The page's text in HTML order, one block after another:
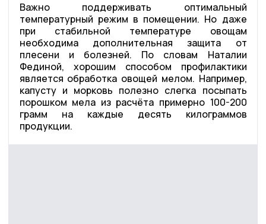
Важно поддерживать оптимальный
температурный режим в помещении. Но даже
при стабильной температуре овощам
необходима дополнительная защита от
плесени и болезней. По словам Наталии
Фединой, хорошим способом профилактики
является обработка овощей мелом. Например,
капусту и морковь полезно слегка посыпать
порошком мела из расчёта примерно 100-200
грамм на каждые десять килограммов
продукции.